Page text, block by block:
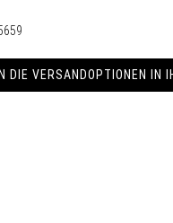
DIE VERSANDOPTIONEN IN